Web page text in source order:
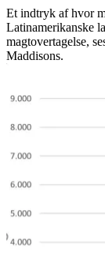
Et indtryk af hvor
Latinamerikanske
magtovertagelse,
Maddisons.